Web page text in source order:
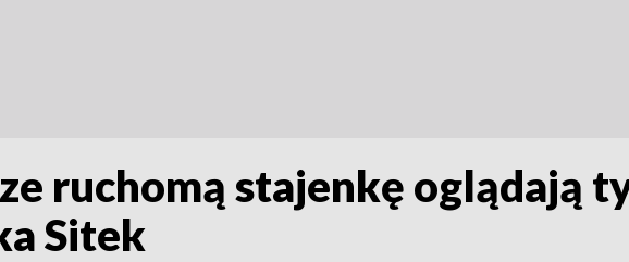
ruchomą stajenkę oglądają
Sitek